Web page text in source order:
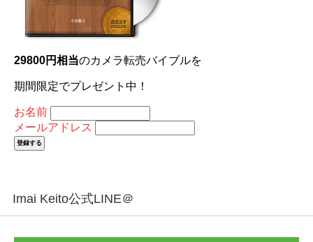
29800円相当のカメラ転売バイブルを
期間限定でプレゼント中！
お名前
メールアドレス
Imai Keito公式LINE＠